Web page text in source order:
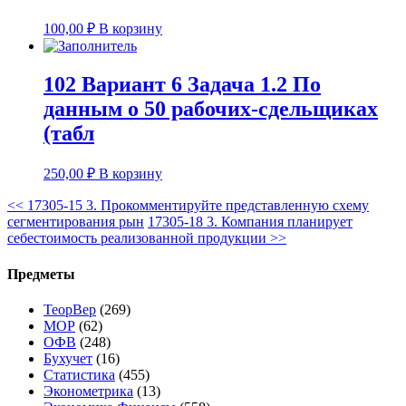
100,00 ₽ В корзину
102 Вариант 6 Задача 1.2 По
данным о 50 рабочих-сдельщиках
(табл
250,00 ₽ В корзину
<< 17305-15 3. Прокомментируйте представленную схему
сегментирования рын 17305-18 3. Компания планирует
себестоимость реализованной продукции >>
Предметы
ТеорВер (269)
МОР (62)
ОФВ (248)
Бухучет (16)
Статистика (455)
Эконометрика (13)